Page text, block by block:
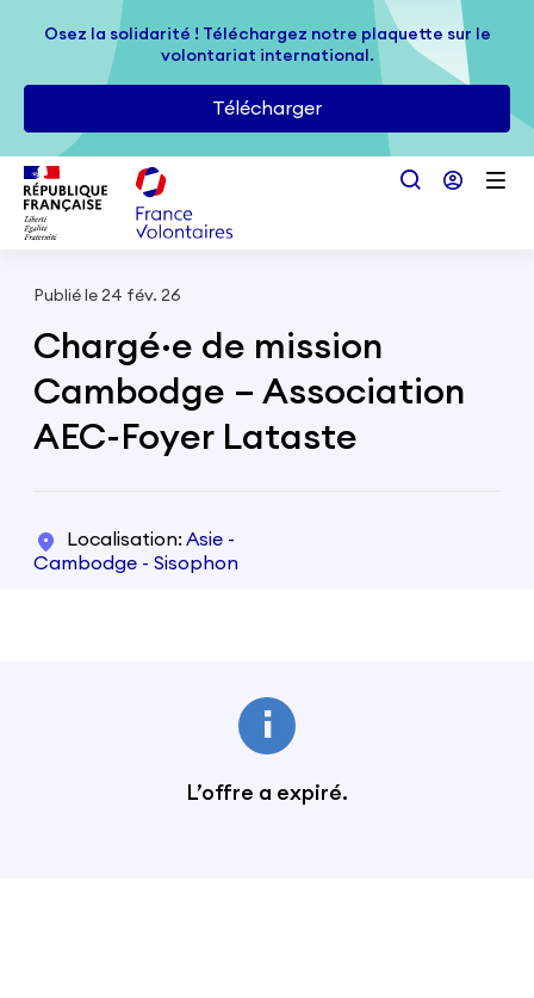
Passer au contenu principal
Osez la solidarité ! Téléchargez notre plaquette sur le
volontariat international.
Télécharger
Osez la solidarité ! Téléchargez notre plaquette sur le
volontariat international.
Télécharger
Publié le 24 fév. 26
Chargé·e de mission
Cambodge – Association
AEC-Foyer Lataste
Localisation Asie -
Cambodge - Sisophon
L’offre a expiré.